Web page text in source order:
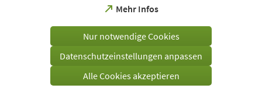
Mehr Infos
(Öffnet
einem
Tab)
Nur notwendige Cookies
Datenschutzeinstellungen anpassen
Alle Cookies akzeptieren